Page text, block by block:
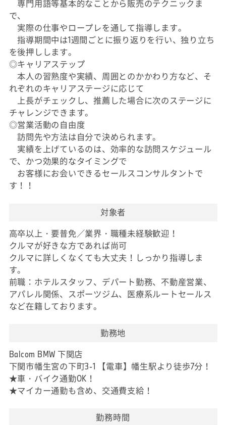
専門用語等基本的なことから販売のテクニックま
で、
実際の仕事やロープレを通して指導します。
指導期間中は1週間ごとに振り返りを行い、独り立ち
を後押しします。
◎キャリアステップ
本人の習熟度や実績、周囲とのかかわり方など、そ
れぞれのキャリアステージに応じて
上長がチェックし、推薦した場合に次のステージに
チャレンジできます。
◎営業活動の自由度
訪問先や方法は自分で決められます。
実績を上げているのは、効率的な訪問スケジュール
で、かつ効果的なタイミングで
お客様にお会いできるセールスコンサルタントで
す！！
対象者
高卒以上・要普免／業界・職種未経験歓迎！
クルマが好きな方であれば尚可
クルマに詳しくなくても大丈夫！しっかり指導しま
す。
前職：ホテルスタッフ、デパート勤務、不動産営業、
アパレル関係、スポーツジム、医療系ルートセールス
など在籍しております。
勤務地
Balcom BMW 下関店
下関市幡生宮の下町3-1 【電車】幡生駅より徒歩7分！
★車・バイク通勤OK！
★マイカー通勤も含め、交通費支給！
勤務時間